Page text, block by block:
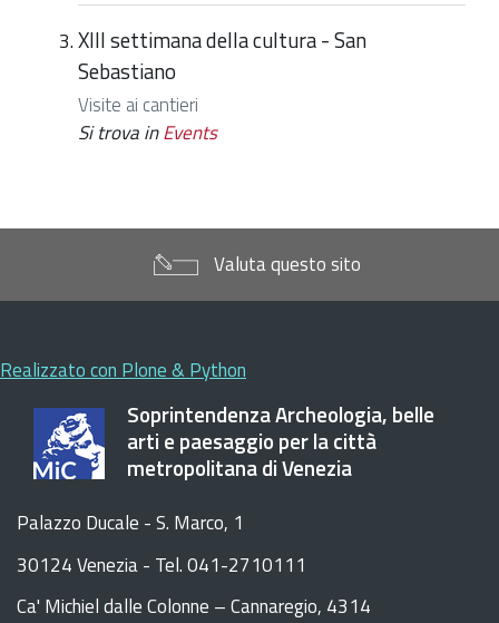
XIII settimana della cultura - San
Sebastiano
Visite ai cantieri
Si trova inEvents
Valuta questo sito
Realizzato con Plone & Python
Soprintendenza Archeologia, belle
arti e paesaggio per la città
metropolitana di Venezia
Palazzo Ducale - S. Marco, 1
30124 Venezia - Tel. 041-2710111
Ca' Michiel dalle Colonne – Cannaregio, 4314